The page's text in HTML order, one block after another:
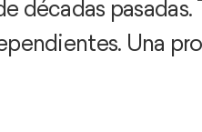
décadas
Una